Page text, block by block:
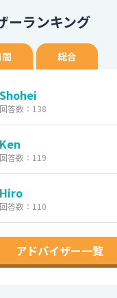
ーランキング
総合
Shohei
回答数：138
Ken
回答数：119
Hiro
回答数：110
アドバイザー一覧